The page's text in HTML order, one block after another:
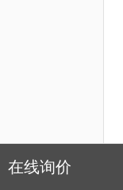
在线询价